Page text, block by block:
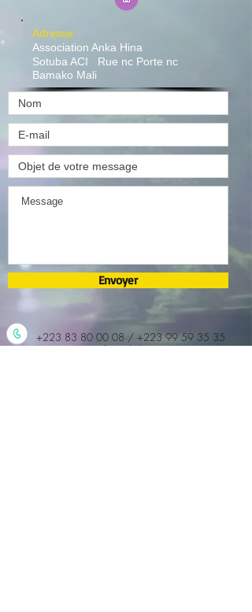
​Adresse :
Association Anka Hina
Sotuba ACI Rue nc Porte nc
Bamako Mali
Envoyer
+223 83 80 00 08 / +22399 59 35 35
info@ankahina.org